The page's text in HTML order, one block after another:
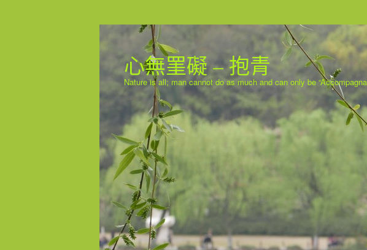
心無罣礙 – 抱青
Nature is all; man cannot do as much and can only be